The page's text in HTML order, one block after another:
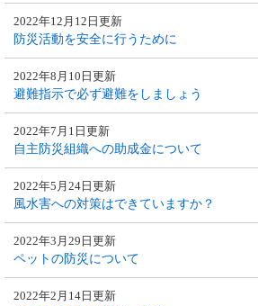
防災活動を安全に行うために
2022年12月12日更新
避難指示で必ず避難をしましょう
2022年8月10日更新
自主防災組織への助成金について
2022年7月1日更新
風水害への対策はできていますか？
2022年5月24日更新
ペットの防災について
2022年3月29日更新
2022年2月14日更新